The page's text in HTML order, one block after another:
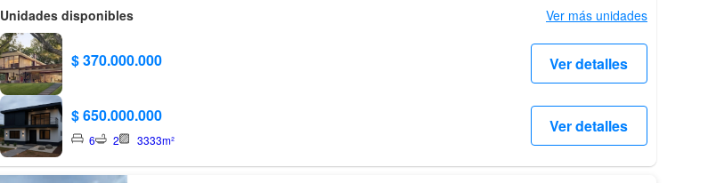
centros educativos, supermercados y lugares de recreación. Con opción
Unidades disponibles Ver más unidades
$ 370.000.000 Ver detalles
$ 650.000.000
6 2 3333m²
Ver detalles